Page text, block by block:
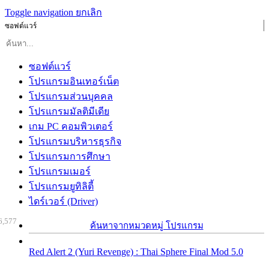
Toggle navigation ยกเลิก
ซอฟต์แวร์
ซอฟต์แวร์
โปรแกรมอินเทอร์เน็ต
โปรแกรมส่วนบุคคล
โปรแกรมมัลติมีเดีย
เกม PC คอมพิวเตอร์
โปรแกรมบริหารธุรกิจ
โปรแกรมการศึกษา
โปรแกรมเมอร์
โปรแกรมยูทิลิตี้
ไดร์เวอร์ (Driver)
ค้นหาจากหมวดหมู่ โปรแกรม
Red Alert 2 (Yuri Revenge) : Thai Sphere Final Mod 5.0